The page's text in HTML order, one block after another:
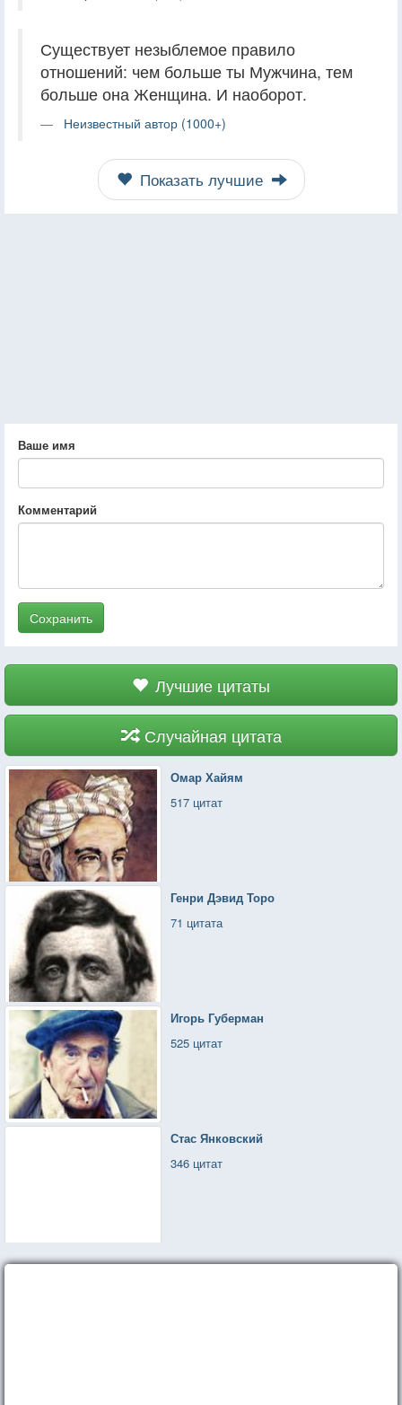
Существует незыблемое правило
отношений: чем больше ты Мужчина, тем
больше она Женщина. И наоборот.
Неизвестный автор (1000+)
Показать лучшие
Ваше имя
Комментарий
Сохранить
Лучшие цитаты
Случайная цитата
Омар Хайям
517 цитат
Генри Дэвид Торо
71 цитата
Игорь Губерман
525 цитат
Стас Янковский
346 цитат